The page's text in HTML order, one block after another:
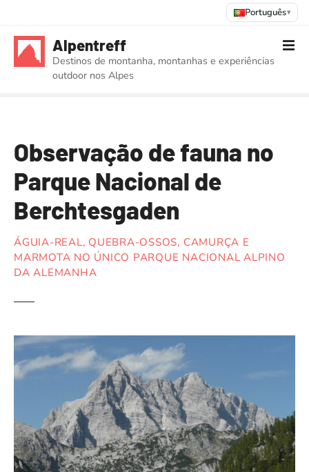
Português▾
Alpentreff
Destinos de montanha, montanhas e experiências
outdoor nos Alpes
Observação de fauna no
Parque Nacional de
Berchtesgaden
ÁGUIA-REAL, QUEBRA-OSSOS, CAMURÇA E
MARMOTA NO ÚNICO PARQUE NACIONAL ALPINO
DA ALEMANHA